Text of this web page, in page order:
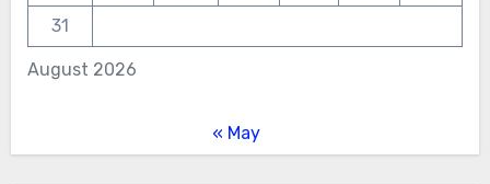
August 2026
31
« May